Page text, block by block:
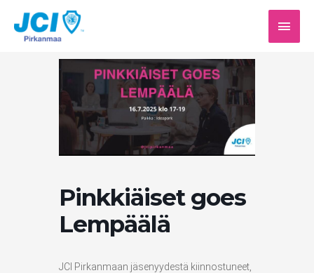
sisältöön
Pinkkiäiset goes
Lempäälä
JCI Pirkanmaan jäsenyydestä kiinnostuneet,